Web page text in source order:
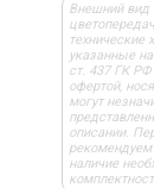
Внешний вид
технические
указанные
ст. 437 ГК РФ
офертой,
могут
описании.
рекомендуем
наличие